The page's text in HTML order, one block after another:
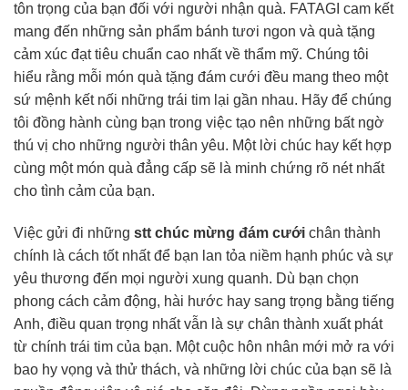
tôn trọng của bạn đối với người nhận quà. FATAGI cam kết
mang đến những sản phẩm bánh tươi ngon và quà tặng
cảm xúc đạt tiêu chuẩn cao nhất về thẩm mỹ. Chúng tôi
hiểu rằng mỗi món quà tặng đám cưới đều mang theo một
sứ mệnh kết nối những trái tim lại gần nhau. Hãy để chúng
tôi đồng hành cùng bạn trong việc tạo nên những bất ngờ
thú vị cho những người thân yêu. Một lời chúc hay kết hợp
cùng một món quà đẳng cấp sẽ là minh chứng rõ nét nhất
cho tình cảm của bạn.
Việc gửi đi những stt chúc mừng đám cưới chân thành
chính là cách tốt nhất để bạn lan tỏa niềm hạnh phúc và sự
yêu thương đến mọi người xung quanh. Dù bạn chọn
phong cách cảm động, hài hước hay sang trọng bằng tiếng
Anh, điều quan trọng nhất vẫn là sự chân thành xuất phát
từ chính trái tim của bạn. Một cuộc hôn nhân mới mở ra với
bao hy vọng và thử thách, và những lời chúc của bạn sẽ là